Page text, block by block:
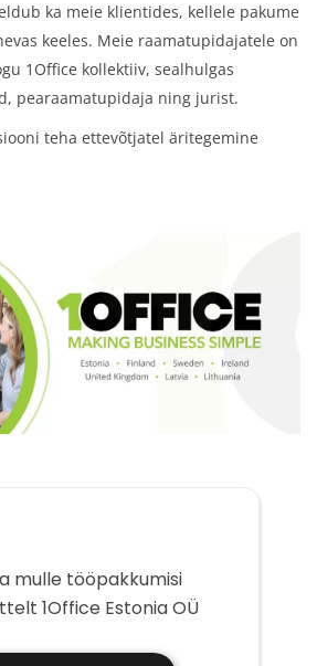
ka meie klientides, kellele pakume
keeles. Meie raamatupidajatele on
1Office kollektiiv, sealhulgas
pearaamatupidaja ning jurist.
teha ettevõtjatel äritegemine
mulle tööpakkumisi
1Office Estonia OÜ